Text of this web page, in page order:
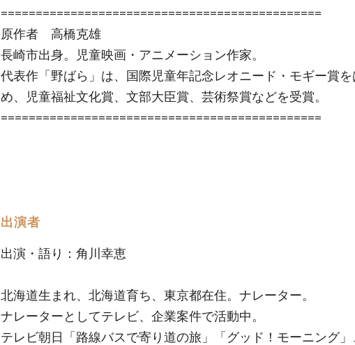
==============================================
原作者 高橋克雄
長崎市出身。児童映画・アニメーション作家。
代表作「野ばら」は、国際児童年記念レオニード・モギー賞
め、児童福祉文化賞、文部大臣賞、芸術祭賞などを受賞。
==============================================
出演者
出演・語り：角川幸恵
北海道生まれ、北海道育ち、東京都在住。ナレーター。
ナレーターとしてテレビ、企業案件で活動中。
テレビ朝日「路線バスで寄り道の旅」「グッド！モーニング